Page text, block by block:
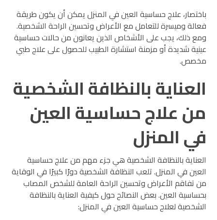
باختصار، علاج حساسية العين في المنزل يمكن أن يكون طريقة
فعالة وميسرة للتعامل مع الأعراض وتحسين الراحة الشخصية.
ومع ذلك، يجب على الأشخاص الذين يعانون من حالات حساسية
عينية شديدة أو مزمنة استشارة الطبيب للحصول على علاج طبي
مخصص.
العناية بالنظافة الشخصية
من علاج حساسية العين
في المنزل
العناية بالنظافة الشخصية هي جزء مهم من علاج حساسية
العين في المنزل. تلعب النظافة الشخصية دورًا كبيرًا في الوقاية
من تفاقم الأعراض وتحسين الراحة العامة للشخص المصاب
بحساسية العين. بعض النصائح حول كيفية العناية بالنظافة
الشخصية لعلاج حساسية العين في المنزل: